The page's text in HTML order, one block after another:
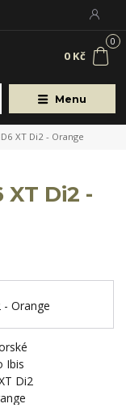
Menu
0
0 Kč
XT Di2 - Orange
Di2 -